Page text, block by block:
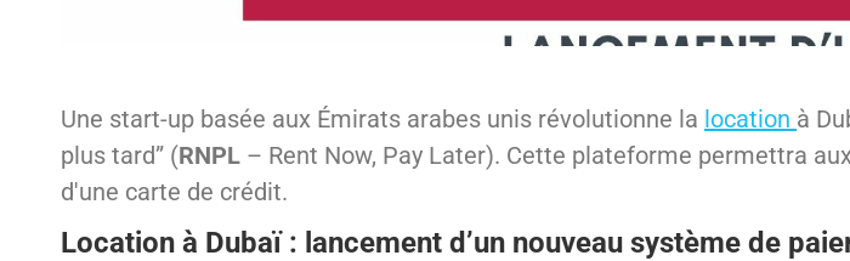
Une start-up basée aux Émirats arabes unis révolutionne la location à
plus tard” (RNPL – Rent Now, Pay Later). Cette plateforme permettra
d'une carte de crédit.
Location à Dubaï : lancement d’un nouveau système de